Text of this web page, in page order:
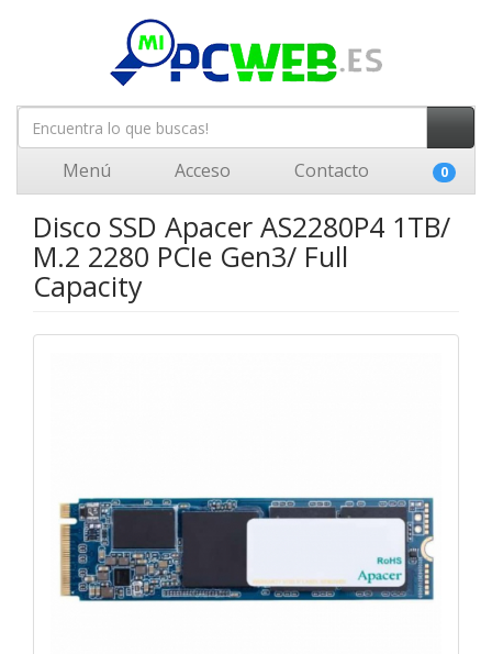
Menú Acceso Contacto 0
Disco SSD Apacer AS2280P4 1TB/
M.2 2280 PCIe Gen3/ Full
Capacity